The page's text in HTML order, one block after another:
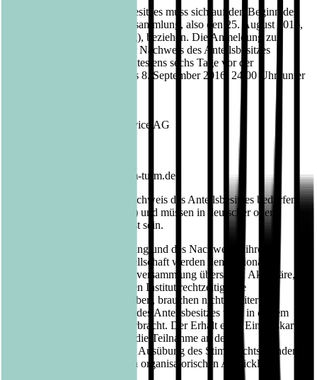
Der Nachweis des Anteilsbesitzes muss sich auf den Beginn des
21. Tages vor der Hauptversammlung, also den 25. August 2016,
0.00 Uhr (Nachweisstichtag), beziehen. Die Anmeldung zur
Hauptversammlung und der Nachweis des Anteilsbesitzes
müssen der Gesellschaft spätestens sechs Tage vor der
Hauptversammlung, also bis 8. September 2016, 24.00 Uhr, unter
c/o PR IM TURM HV-Service AG
E-Mail: eintrittskarte@pr-im-turm.de
Die Anmeldung und der Nachweis des Anteilsbesitzes bedürfen
der Textform (§ 126b BGB) und müssen in deutscher oder
englischer Sprache abgefasst sein.
Nach Eingang der Anmeldung und des Nachweises ihres
Anteilsbesitzes bei der Gesellschaft werden den Aktionären
Eintrittskarten für die Hauptversammlung übersandt. Aktionäre,
die bei ihrem depotführenden Institut rechtzeitig eine
Eintrittskarte angefordert haben, brauchen nichts weiter zu
veranlassen. Der Nachweis des Anteilsbesitzes wird in diesem
Fall durch die Depotbank erbracht. Der Erhalt einer Eintrittskarte
ist keine Voraussetzung für die Teilnahme an der
Hauptversammlung und die Ausübung des Stimmrechts, sondern
dient lediglich der leichteren organisatorischen Abwicklung.